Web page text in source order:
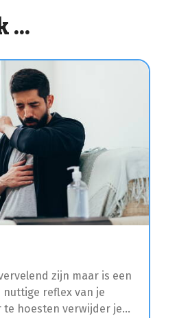
...
zijn maar is een
reflex van je
te hoesten verwijder je